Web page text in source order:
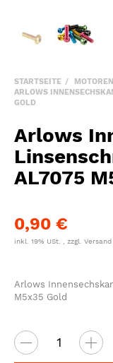
STARTSEITE
ARLOWS
GOLD
Arlows
AL7075
0,90 €
inkl. 19% USt. , zzgl. Versand
Arlows
M5x35 Gold